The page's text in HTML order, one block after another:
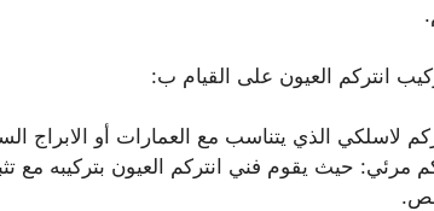
انتركم العيون على القيام ب:
لاسلكي الذي يتناسب مع العمارات أو الابراج
مرئي: حيث يقوم فني انتركم العيون بتركيبه مع